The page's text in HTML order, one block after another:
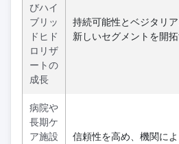
びハイ
ブリッ
ドヒド
ロリザ
ートの
成長
持続可能性とベジタリ
新しいセグメントを開
病院や
長期ケ
ア施設
信頼性を高め、機関に